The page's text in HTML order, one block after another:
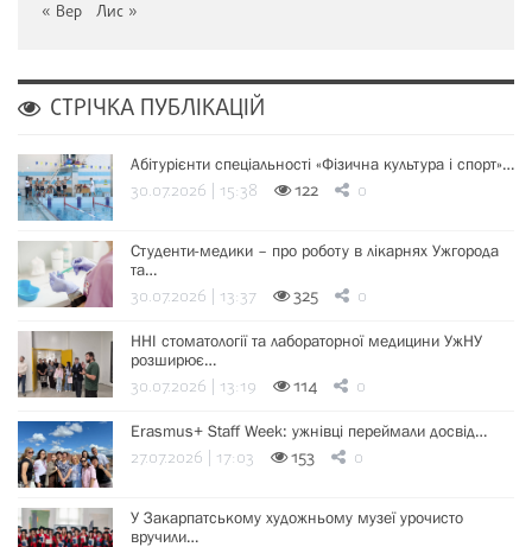
« Вер Лис »
СТРІЧКА ПУБЛІКАЦІЙ
Абітурієнти спеціальності «Фізична культура і спорт»…
30.07.2026 | 15:38 122 0
Студенти-медики – про роботу в лікарнях Ужгорода
та…
30.07.2026 | 13:37 325 0
ННІ стоматології та лабораторної медицини УжНУ
розширює…
30.07.2026 | 13:19 114 0
Erasmus+ Staff Week: ужнівці переймали досвід…
27.07.2026 | 17:03 153 0
У Закарпатському художньому музеї урочисто
вручили…